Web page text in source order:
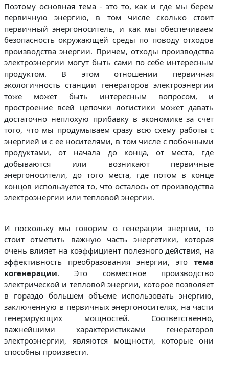
Поэтому основная тема - это то, как и где мы берем
первичную энергию, в том числе сколько стоит
первичный энергоноситель, и как мы обеспечиваем
безопасность окружающей среды по поводу отходов
производства энергии. Причем, отходы производства
электроэнергии могут быть сами по себе интересным
продуктом. В этом отношении первичная
экологичность станции генераторов электроэнергии
тоже может быть интересным вопросом, и
простроение всей цепочки логистики может давать
достаточно неплохую прибавку в экономике за счет
того, что мы продумываем сразу всю схему работы с
энергией и с ее носителями, в том числе с побочными
продуктами, от начала до конца, от места, где
добываются или возникают первичные
энергоносители, до того места, где потом в конце
концов используется то, что осталось от производства
электроэнергии или тепловой энергии.
И поскольку мы говорим о генерации энергии, то
стоит отметить важную часть энергетики, которая
очень влияет на коэффициент полезного действия, на
эффективность преобразования энергии, этотема
когенерации. Это совместное производство
электрической и тепловой энергии, которое позволяет
в гораздо большем объеме использовать энергию,
заключенную в первичных энергоносителях, на части
генерирующих мощностей. Соответственно,
важнейшими характеристиками генераторов
электроэнергии, являются мощности, которые они
способны произвести.